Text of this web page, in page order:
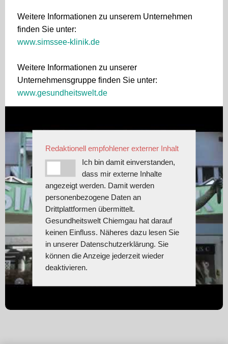
Weitere Informationen zu unserem Unternehmen
finden Sie unter:
www.simssee-klinik.de
Weitere Informationen zu unserer
Unternehmensgruppe finden Sie unter:
www.gesundheitswelt.de
Redaktionell empfohlener externer Inhalt
Ich bin damit einverstanden,
dass mir externe Inhalte
angezeigt werden. Damit werden
personenbezogene Daten an
Drittplattformen übermittelt.
Gesundheitswelt Chiemgau hat darauf
keinen Einfluss. Näheres dazu lesen Sie
in unserer Datenschutzerklärung. Sie
können die Anzeige jederzeit wieder
deaktivieren.